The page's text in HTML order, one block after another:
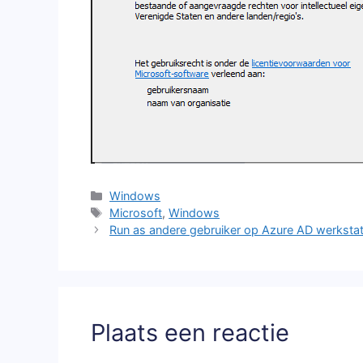
Categorieën
Windows
Tags
Microsoft,Windows
Run as andere gebruiker op Azure AD
Plaats een reactie